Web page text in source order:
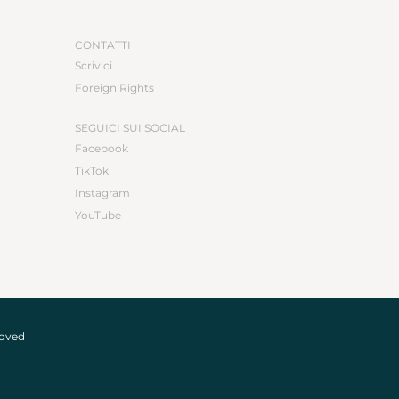
Levato
CONTATTI
Scrivici
Foreign Rights
SEGUICI SUI SOCIAL
Facebook
TikTok
Instagram
YouTube